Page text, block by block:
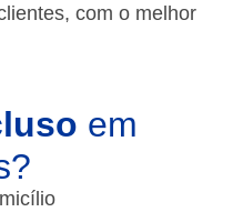
com o melhor
em